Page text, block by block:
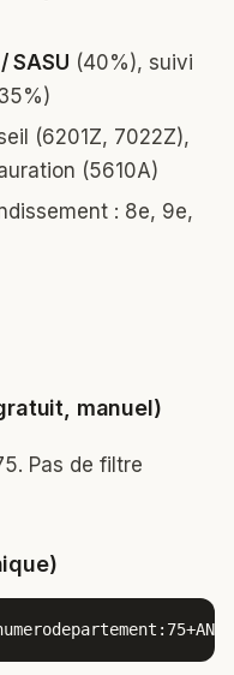
SASU (40%), suivi
(6201Z, 7022Z),
(5610A)
: 8e, 9e,
manuel)
Pas de filtre